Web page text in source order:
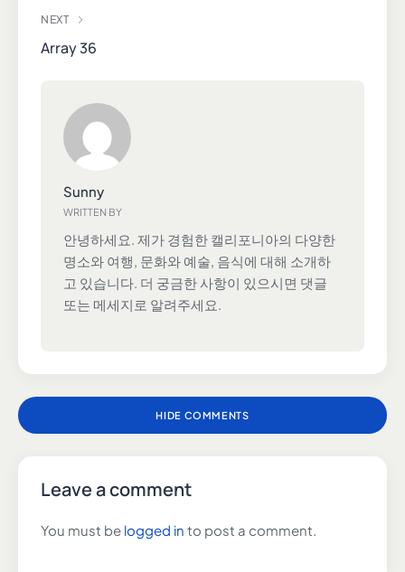
NEXT
Array 36
WRITTEN BY
Sunny
안녕하세요. 제가 경험한 캘리포니아의 다양한
명소와 여행, 문화와 예술, 음식에 대해 소개하
고 있습니다. 더 궁금한 사항이 있으시면 댓글
또는 메세지로 알려주세요.
HIDE COMMENTS
Leave a comment
You must be logged in to post a comment.